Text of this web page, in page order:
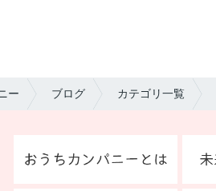
ー ブログ カテゴリ一覧